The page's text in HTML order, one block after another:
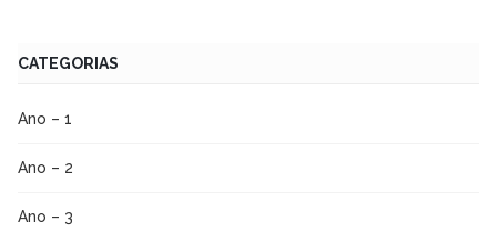
CATEGORIAS
Ano – 1
Ano – 2
Ano – 3